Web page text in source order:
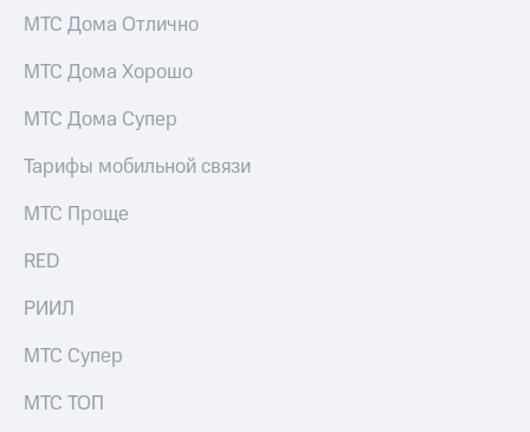
МТС Дома Отлично
МТС Дома Хорошо
МТС Дома Супер
Тарифы мобильной связи
МТС Проще
RED
РИИЛ
МТС Супер
МТС ТОП